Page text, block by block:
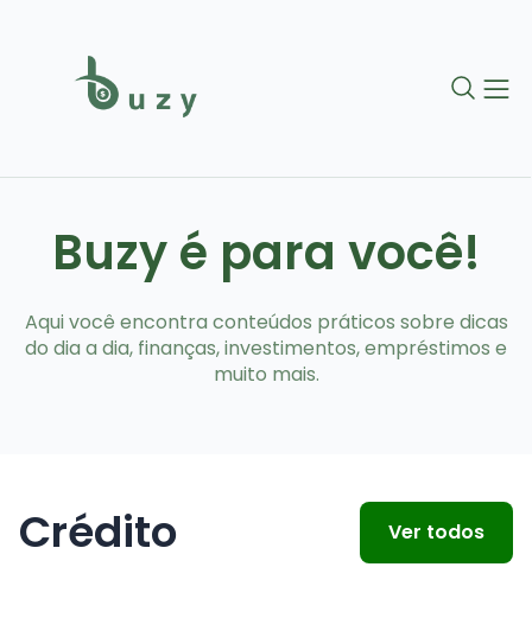
Buzy é para você!
Aqui você encontra conteúdos práticos sobre dicas
do dia a dia, finanças, investimentos, empréstimos e
muito mais.
Crédito Ver todos